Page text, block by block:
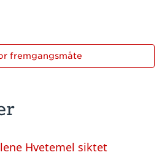
Hvetemel siktet
fremgangsmåte